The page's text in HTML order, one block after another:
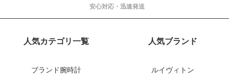
安心対応・迅速発送
人気カテゴリ一覧
ブランド腕時計
人気ブランド
ルイヴィトン